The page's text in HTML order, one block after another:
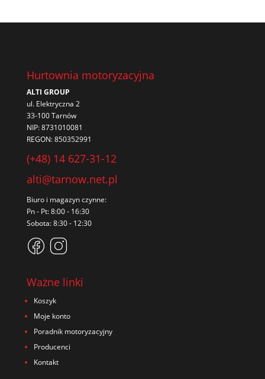
Hurtownia motoryzacyjna
ALTI GROUP
ul. Elektryczna 2
33-100 Tarnów
NIP: 8731010081
REGON: 850352991
(+48) 14 627-31-12
alti@tarnow.net.pl
Biuro i magazyn czynne:
Pn - Pt: 8:00 - 16:30
Sobota: 8:30 - 12:30
Ważne linki
Koszyk
Moje konto
Poradnik motoryzacyjny
Producenci
Kontakt